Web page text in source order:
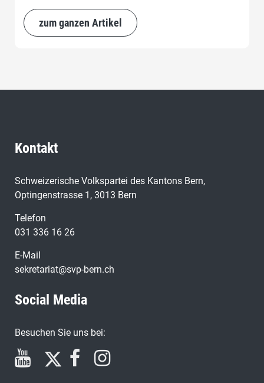
zum ganzen Artikel
Kontakt
Schweizerische Volkspartei des Kantons Bern,
Optingenstrasse 1, 3013 Bern
Telefon
031 336 16 26
E-Mail
sekretariat@svp-bern.ch
Social Media
Besuchen Sie uns bei: